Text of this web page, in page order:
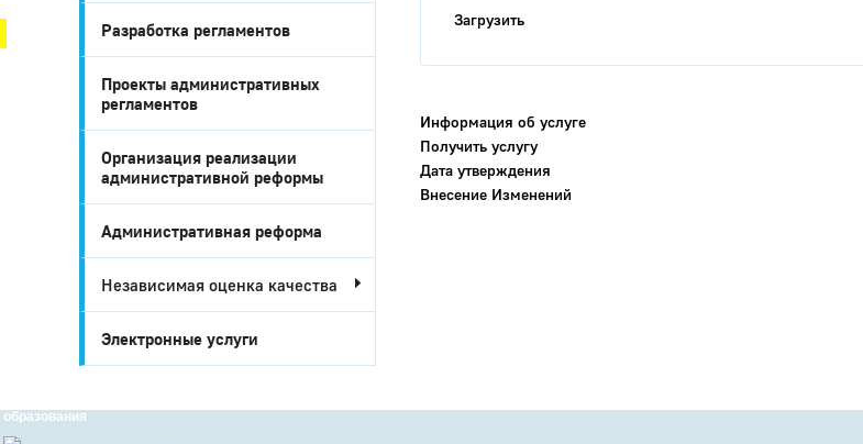
Глазов
Официальный
образования
Разработка регламентов
Проекты административных
регламентов
Организация реализации
административной реформы
Административная реформа
Независимая оценка качества
Электронные услуги
Загрузить
Информация об услуге
Получить услугу
Дата утверждения
Внесение Изменений